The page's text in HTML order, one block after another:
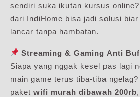
sendiri suka ikutan kursus online?
dari IndiHome bisa jadi solusi
lancar tanpa hambatan.
Streaming & Gaming Anti
Siapa yang nggak kesel pas lagi
main game terus tiba-tiba
paket wifi murah dibawah 200rb